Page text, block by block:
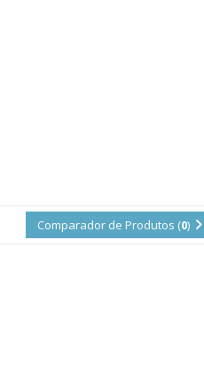
Comparador de Produtos (0)